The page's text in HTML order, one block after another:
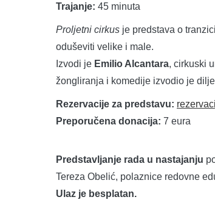
Trajanje: 45 minuta
Proljetni cirkus je predstava o
oduševiti velike i male.
Izvodi je Emilio Alcantara, cirkuski
žongliranja i komedije izvodio je
Rezervacije za predstavu:
Preporučena donacija: 7 eura
Predstavljanje rada u nastajanju
Tereza Obelić, polaznice redovne
Ulaz je besplatan.